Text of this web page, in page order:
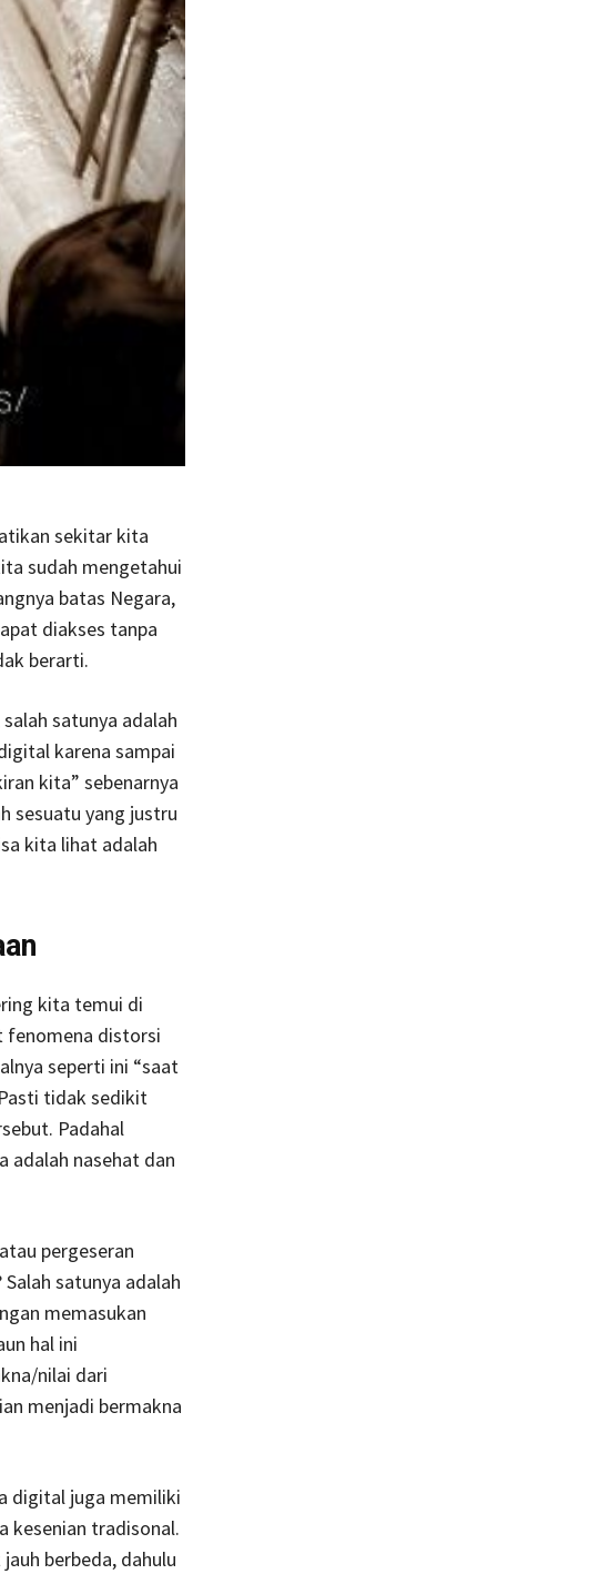
sekitar kita
sudah mengetahui
batas Negara,
diakses tanpa
berarti.
satunya adalah
karena sampai
kita” sebenarnya
sesuatu yang justru
kita lihat adalah
kita temui di
fenomena distorsi
seperti ini “saat
tidak sedikit
Padahal
adalah nasehat dan
pergeseran
satunya adalah
memasukan
hal ini
nilai dari
menjadi bermakna
digital juga memiliki
kesenian tradisonal.
berbeda, dahulu